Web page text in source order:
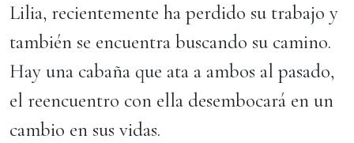
Lilia, recientemente ha perdido su trabajo y
también se encuentra buscando su camino.
Hay una cabaña que ata a ambos al pasado,
el reencuentro con ella desembocará en un
cambio en sus vidas.